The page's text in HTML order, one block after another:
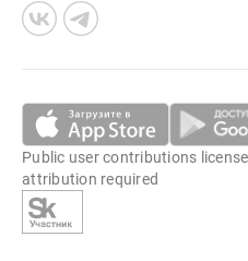
Public user contributions
attribution required